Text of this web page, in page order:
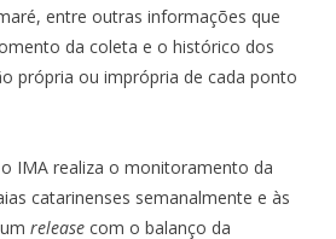
entre outras informações que
da coleta e o histórico dos
própria ou imprópria de cada ponto
IMA realiza o monitoramento da
catarinenses semanalmente e às
release com o balanço da